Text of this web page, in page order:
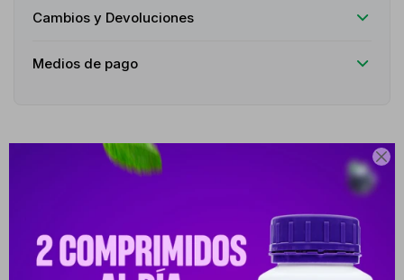

Cambios y Devoluciones
Medios de pago
Productos que te pueden interesar